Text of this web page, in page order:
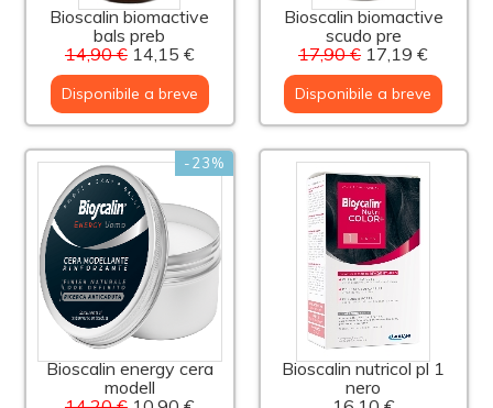
Bioscalin biomactive
bals preb
14,90 €14,15 €
Disponibile a breve
Bioscalin biomactive
scudo pre
17,90 € 17,19 €
Disponibile a breve
-23%
Bioscalin energy cera
modell
Bioscalin nutricol pl 1
nero